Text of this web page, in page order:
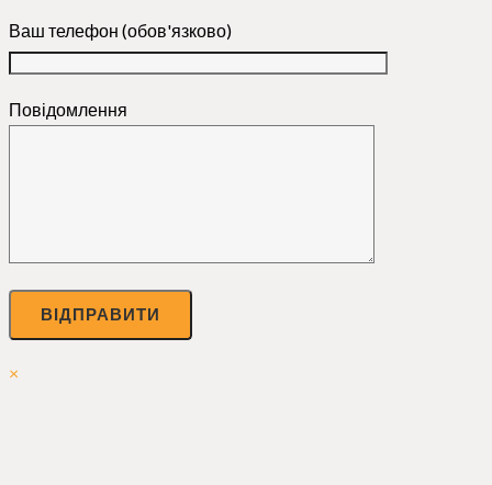
Ваш телефон (обов'язково)
Повідомлення
×